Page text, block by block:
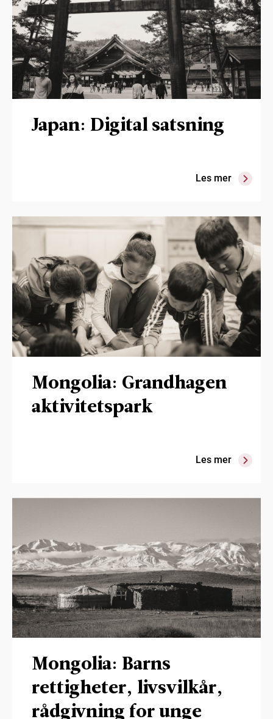
Japan: Digital satsning
Les mer
Mongolia: Grandhagen
aktivitetspark
Les mer
Mongolia: Barns
rettigheter, livsvilkår,
rådgivning for unge